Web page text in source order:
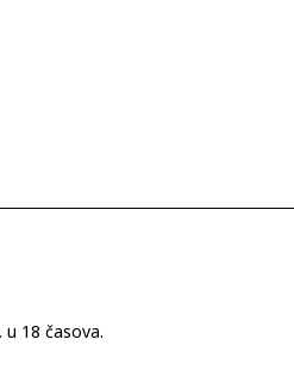
18 časova.